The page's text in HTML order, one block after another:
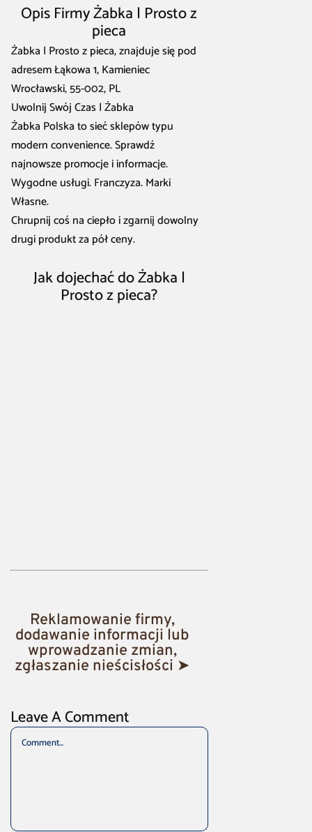
Opis Firmy Żabka | Prosto z
pieca
Żabka | Prosto z pieca, znajduje się pod
adresem Łąkowa 1, Kamieniec
Wrocławski, 55-002, PL
Uwolnij Swój Czas | Żabka
Żabka Polska to sieć sklepów typu
modern convenience. Sprawdź
najnowsze promocje i informacje.
Wygodne usługi. Franczyza. Marki
Własne.
Chrupnij coś na ciepło i zgarnij dowolny
drugi produkt za pół ceny.
Jak dojechać do Żabka |
Prosto z pieca?
Reklamowanie firmy,
dodawanie informacji lub
wprowadzanie zmian,
zgłaszanie nieścisłości ➤
Leave A Comment
Comment